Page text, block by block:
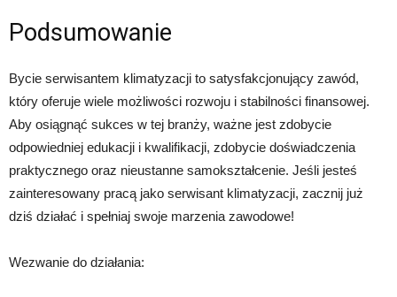
Podsumowanie
Bycie serwisantem klimatyzacji to satysfakcjonujący zawód,
który oferuje wiele możliwości rozwoju i stabilności finansowej.
Aby osiągnąć sukces w tej branży, ważne jest zdobycie
odpowiedniej edukacji i kwalifikacji, zdobycie doświadczenia
praktycznego oraz nieustanne samokształcenie. Jeśli jesteś
zainteresowany pracą jako serwisant klimatyzacji, zacznij już
dziś działać i spełniaj swoje marzenia zawodowe!
Wezwanie do działania: